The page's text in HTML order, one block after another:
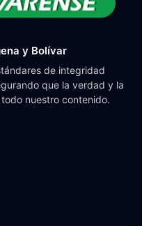
y Bolívar
de integridad
que la verdad y la
nuestro contenido.